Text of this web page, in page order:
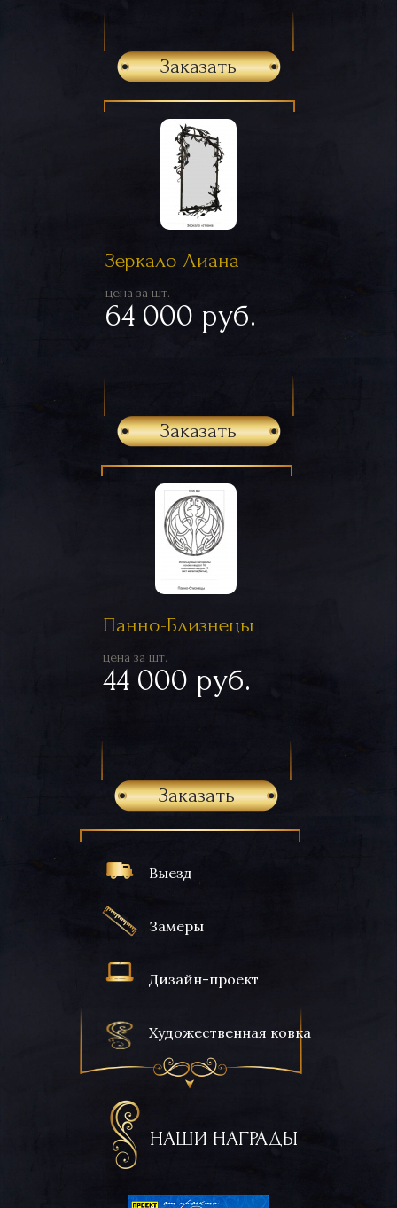
Выезд
Замеры
Дизайн-проект
Художественная ковка
НАШИ НАГРАДЫ
Заказать
Зеркало Лиана
цена за шт.
64 000 руб.
Заказать
Панно-Близнецы
цена за шт.
44 000 руб.
Заказать